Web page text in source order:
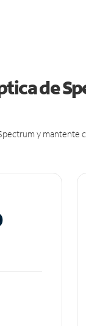
de
y mantente